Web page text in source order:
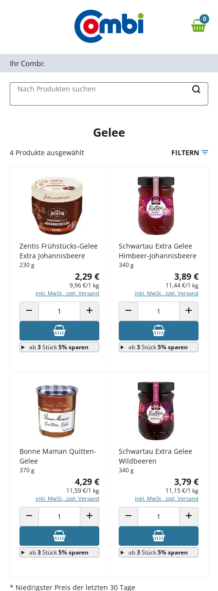
Zur Navigation springen
0,00 €
0
Nach Produkten suchen
Ihr Combi:
Gelee
4 Produkte ausgewählt FILTERN
Zentis Frühstücks-Gelee
Extra Johannisbeere
230 g
2,29 €
9,96 €/1 kg
inkl. MwSt., zzgl. Versand
ANZAHL VERRINGERN ANZAHL ERHÖHEN
ab3Stück5% sparen
Schwartau Extra Gelee
Himbeer-Johannisbeere
340 g
3,89 €
11,44 €/1 kg
inkl. MwSt., zzgl. Versand
ANZAHL VERRINGERN ANZAHL
ab3Stück5% sparen
Bonne Maman Quitten-
Gelee
370 g
4,29 €
11,59 €/1 kg
inkl. MwSt., zzgl. Versand
ANZAHL VERRINGERN ANZAHL ERHÖHEN
ab3Stück5% sparen
Schwartau Extra Gelee
Wildbeeren
340 g
3,79 €
11,15 €/1 kg
inkl. MwSt., zzgl. Versand
ANZAHL VERRINGERN ANZAHL
ab3Stück5% sparen
* Niedrigster Preis der letzten 30 Tage